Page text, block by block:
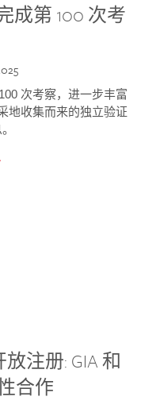
成第 100 次考
次考察，进一步丰富
地收集而来的独立验证
放注册: GIA 和
合作